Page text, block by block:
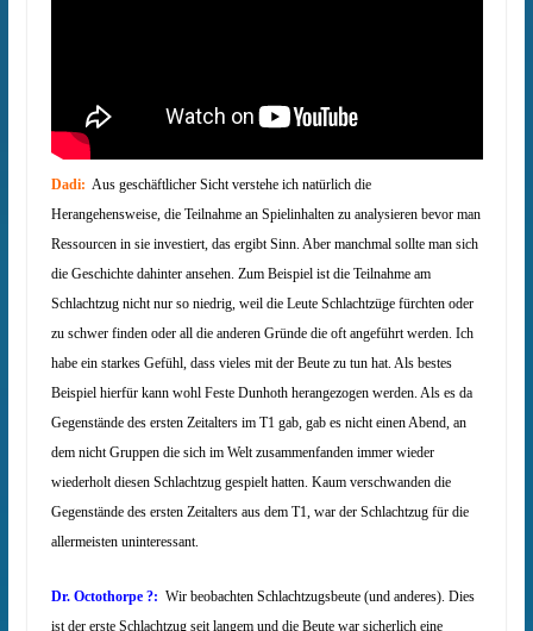
Dadi: Aus geschäftlicher Sicht verstehe ich natürlich die
Herangehensweise, die Teilnahme an Spielinhalten zu analysieren bevor man
Ressourcen in sie investiert, das ergibt Sinn. Aber manchmal sollte man sich
die Geschichte dahinter ansehen. Zum Beispiel ist die Teilnahme am
Schlachtzug nicht nur so niedrig, weil die Leute Schlachtzüge fürchten oder
zu schwer finden oder all die anderen Gründe die oft angeführt werden. Ich
habe ein starkes Gefühl, dass vieles mit der Beute zu tun hat. Als bestes
Beispiel hierfür kann wohl Feste Dunhoth herangezogen werden. Als es da
Gegenstände des ersten Zeitalters im T1 gab, gab es nicht einen Abend, an
dem nicht Gruppen die sich im Welt zusammenfanden immer wieder
wiederholt diesen Schlachtzug gespielt hatten. Kaum verschwanden die
Gegenstände des ersten Zeitalters aus dem T1, war der Schlachtzug für die
allermeisten uninteressant.
Dr. Octothorpe ?: Wir beobachten Schlachtzugsbeute (und anderes). Dies
ist der erste Schlachtzug seit langem und die Beute war sicherlich eine